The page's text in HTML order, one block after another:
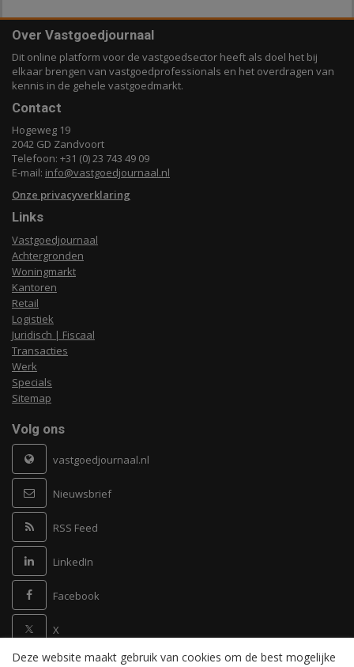
Over Vastgoedjournaal
Dit online platform voor de vastgoedsector heeft als doel het bij
elkaar brengen van vastgoedprofessionals en het overdragen van
kennis in de gehele vastgoedmarkt.
Contact
Hogeweg 19
2042 GD Zandvoort
Telefoon: +31 (0) 23 743 49 09
E-mail: info@vastgoedjournaal.nl
Onze privacyverklaring
Links
Vastgoedjournaal
Achtergronden
Woningmarkt
Kantoren
Retail
Logistiek
Juridisch | Fiscaal
Transacties
Werk
Specials
Sitemap
Volg ons
vastgoedjournaal.nl
Nieuwsbrief
RSS Feed
LinkedIn
Facebook
X
Deze website maakt gebruik van cookies om de best mogelijke